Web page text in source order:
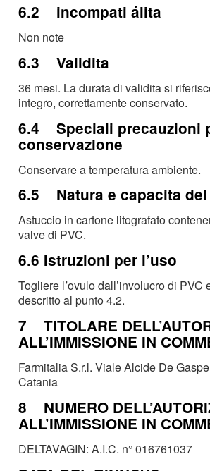
6.2 incompati álita
Non note
6.3 Validita
36 mesi. La durata di validita si
integro, correttamente conservato.
6.4 Speciali precauzioni
conservazione
Conservare a temperatura ambiente.
6.5 Natura e capacita
Astuccio in cartone litografato
valve di PVC.
6.6 Istruzioni per l’uso
Togliere l’ovulo dall’involucro di PVC
descritto al punto 4.2.
7 TITOLARE
ALL’IMMISSIONE IN
Farmitalia S.r.l. Viale Alcide De
Catania
8 NUMERO
ALL’IMMISSIONE IN
DELTAVAGIN: A.I.C. n° 016761037